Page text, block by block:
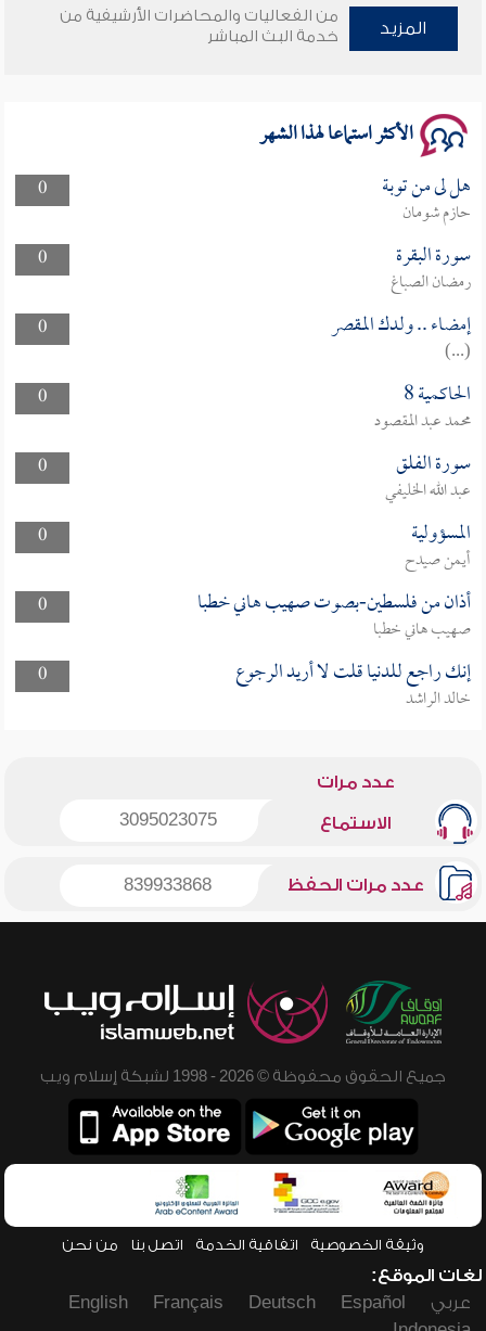
وأمنهم من خوف 9
المزيد
من الفعاليات والمحاضرات الأرشيفية من
خدمة البث المباشر
الأكثر استماعا لهذا الشهر
0 هل لى من توبة
حازم شومان
0
سورة البقرة
رمضان الصباغ
0
إمضاء .. ولدك المقصر
(...)
0
الحاكمية 8
محمد عبد المقصود
0
سورة الفلق
عبد الله الخليفي
0
المسؤولية
أيمن صيدح
0
أذان من فلسطين-بصوت صهيب هاني خطبا
صهيب هاني خطبا
0
إنك راجع للدنيا قلت لا أريد الرجوع
خالد الراشد
عدد مرات
الاستماع 3095023075
عدد مرات الحفظ 839933868
جميع الحقوق محفوظة © 2026 - 1998 لشبكة إسلام ويب
وثيقة الخصوصية اتفاقية الخدمة اتصل بنا من نحن
لغات الموقع:
عربي
Español
Deutsch
Français
English